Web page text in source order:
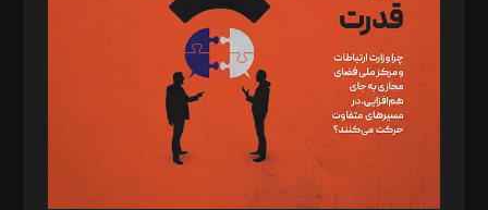
رستمی،مصطفی باستان
ویرایش: نگار استاد‌‌آقا
طراح یونیفرم: مجید توکلی
فیلمبرداری و عکاسی: امیر شفیعی، مانی لطفی زاده
گرافیک و صفحه‌آرایی: سید‌سبحان‌علی ثابت
مد‌یر توسعه تجاری: کامبیز برید‌
امور مالی: شاپور رهبری، محمد‌ کاظمی‌نیا